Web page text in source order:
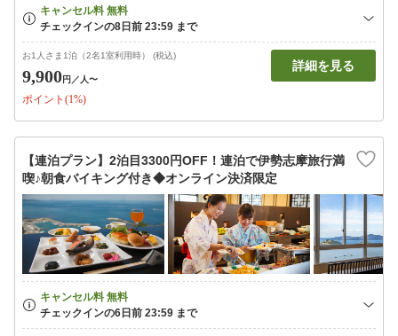
お1人さま1泊（2名1室利用時） (税込)
9,900円 ／人〜
ポイント(1%)
詳細を見る
【連泊プラン】2泊目3300円OFF！連泊で伊勢志摩旅行満
喫♪朝食バイキング付き◆オンライン決済限定